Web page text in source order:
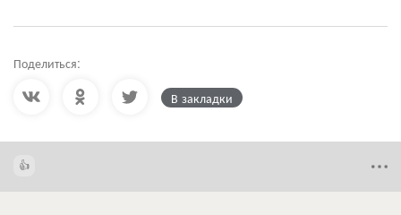
Поделиться:
В закладки